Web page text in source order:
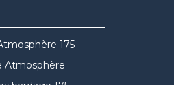
175
Atmosphère